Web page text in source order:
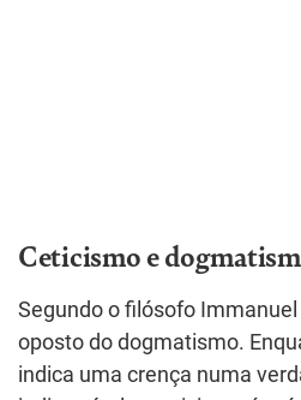
Ceticismo e
Segundo o filósofo
oposto do dogmatismo.
indica uma crença numa